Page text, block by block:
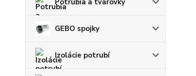
GEBO spojky
Izolácie potrubí